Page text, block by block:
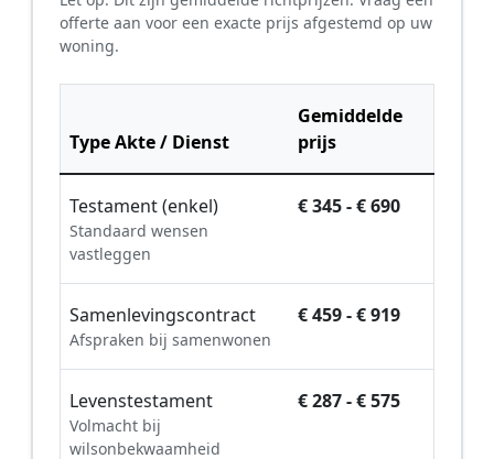
offerte aan voor een exacte prijs afgestemd op uw
woning.
Type Akte / Dienst
Gemiddelde
prijs
Testament (enkel)
Standaard wensen
vastleggen
€ 345 - € 690
Samenlevingscontract
Afspraken bij samenwonen
€ 459 - € 919
Levenstestament
Volmacht bij
wilsonbekwaamheid
€ 287 - € 575